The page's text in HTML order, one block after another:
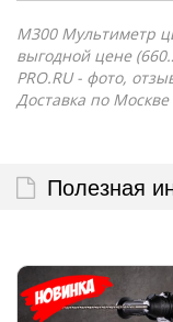
M300 Мультиметр
выгодной цене
PRO.RU - фото,
Доставка по
Полезная